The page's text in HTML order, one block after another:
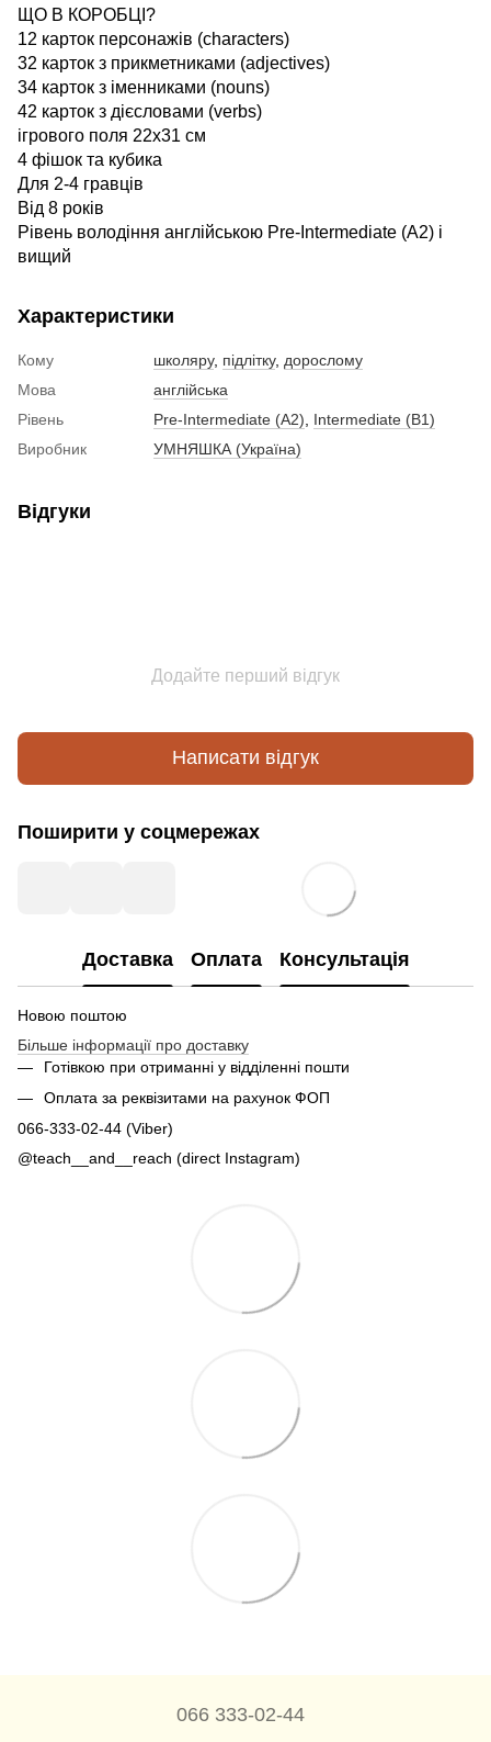
ЩО В КОРОБЦІ?
12 карток персонажів (characters)
32 карток з прикметниками (adjectives)
34 карток з іменниками (nouns)
42 карток з дієсловами (verbs)
ігрового поля 22х31 см
4 фішок та кубика
Для 2-4 гравців
Від 8 років
Рівень володіння англійською Pre-Intermediate (A2) і
вищий
Характеристики
Кому школяру, підлітку, дорослому
Мова
англійська
Рівень
Pre-Intermediate (A2)
Intermediate (B1)
Виробник
УМНЯШКА (Україна)
Відгуки
Додайте перший відгук
Написати відгук
Поширити у соцмережах
Доставка Оплата Консультація
Новою поштою
Більше інформації про доставку
Готівкою при отриманні у відділенні пошти
Оплата за реквізитами на рахунок ФОП
066-333-02-44 (Viber)
@teach__and__reach (direct Instagram)
066 333-02-44